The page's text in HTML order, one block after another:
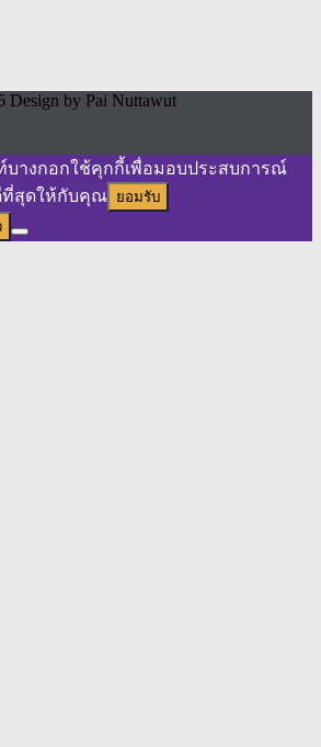
by Pai Nuttawut
บางกอกใช้คุกกี้เพื่อมอบประสบการณ์
ที่สุดให้กับคุณ
ยอมรับ